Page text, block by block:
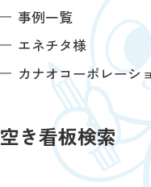
事例一覧
エネチタ様
カナオコーポレーシ
空き看板検索